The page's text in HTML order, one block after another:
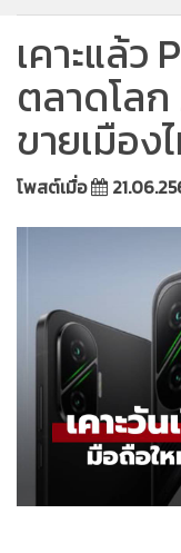
เคาะแล้ว
ตลาดโล
ขายเมือง
โพสต์เมื่อ